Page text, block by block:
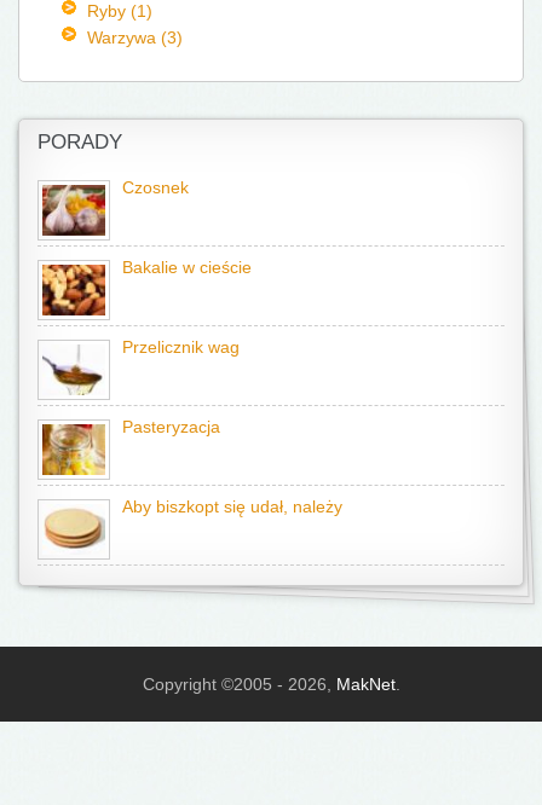
Ryby (1)
Warzywa (3)
PORADY
Czosnek
Bakalie w cieście
Przelicznik wag
Pasteryzacja
Aby biszkopt się udał, należy
Copyright ©2005 - 2026, MakNet.